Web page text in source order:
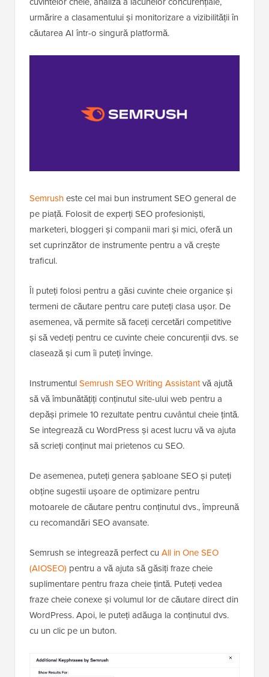
urmărire a clasamentului și monitorizare a vizibilității în
căutarea AI într-o singură platformă.
Semrusheste cel mai bun instrument SEO general de
pe piață. Folosit de experți SEO profesioniști,
marketeri, bloggeri și companii mari și mici, oferă un
set cuprinzător de instrumente pentru a vă crește
traficul.
Îl puteți folosi pentru a găsi cuvinte cheie organice și
termeni de căutare pentru care puteți clasa ușor. De
asemenea, vă permite să faceți cercetări competitive
și să vedeți pentru ce cuvinte cheie concurenții dvs. se
clasează și cum îi puteți învinge.
InstrumentulSemrush SEO Writing Assistantvă ajută
să vă îmbunătățiți conținutul site-ului web pentru a
depăși primele 10 rezultate pentru cuvântul cheie țintă.
Se integrează cu WordPress și acest lucru vă va ajuta
să scrieți conținut mai prietenos cu SEO.
De asemenea, puteți genera șabloane SEO și puteți
obține sugestii ușoare de optimizare pentru
motoarele de căutare pentru conținutul dvs., împreună
cu recomandări SEO avansate.
Semrush se integrează perfect cu All in One SEO
(AIOSEO) pentru a vă ajuta să găsiți fraze cheie
suplimentare pentru fraza cheie țintă. Puteți vedea
fraze cheie conexe și volumul lor de căutare direct din
WordPress. Apoi, le puteți adăuga la conținutul dvs.
cu un clic pe un buton.